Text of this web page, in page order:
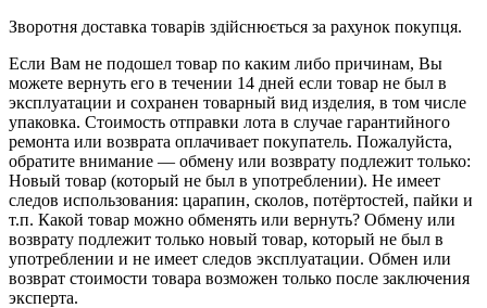
Зворотня доставка товарів здійснюється за рахунок покупця.
Если Вам не подошел товар по каким либо причинам, Вы
можете вернуть его в течении 14 дней если товар не был в
эксплуатации и сохранен товарный вид изделия, в том числе
упаковка. Стоимость отправки лота в случае гарантийного
ремонта или возврата оплачивает покупатель. Пожалуйста,
обратите внимание — обмену или возврату подлежит только:
Новый товар (который не был в употреблении). Не имеет
следов использования: царапин, сколов, потёртостей, пайки и
т.п. Какой товар можно обменять или вернуть? Обмену или
возврату подлежит только новый товар, который не был в
употреблении и не имеет следов эксплуатации. Обмен или
возврат стоимости товара возможен только после заключения
эксперта.